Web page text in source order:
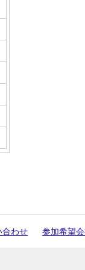
合わせ 参加希望